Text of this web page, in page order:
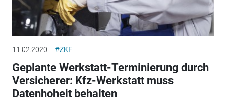
11.02.2020 #ZKF
Geplante Werkstatt-Terminierung durch
Versicherer: Kfz-Werkstatt muss
Datenhoheit behalten